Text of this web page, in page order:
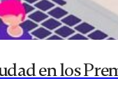
en los